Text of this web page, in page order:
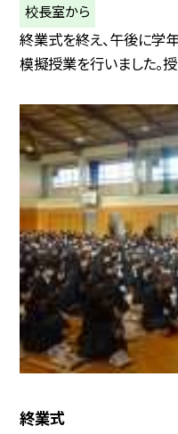
校長室から
終業式を終え、午後に学
模擬授業を行いました。
終業式